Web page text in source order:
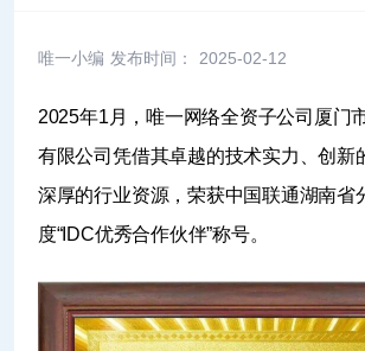
唯一小编 发布时间： 2025-02-12
2025年1月，唯一网络全资子公司厦门
有限公司凭借其卓越的技术实力、创新
深厚的行业资源，荣获中国联通湖南省
度“IDC优秀合作伙伴”称号。